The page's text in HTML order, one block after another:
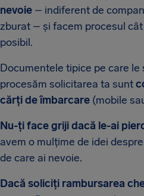
nevoie – indiferent de
zburat – și facem procesul
posibil.
Documentele tipice pe care
procesăm solicitarea ta sunt
cărți de îmbarcare (mobile
Nu-ți face griji dacă le-ai
avem o mulțime de idei
de care ai nevoie.
Dacă soliciți rambursarea